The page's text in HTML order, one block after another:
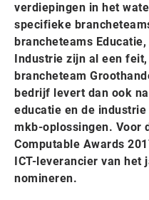
verdiepingen in het
specifieke
brancheteams
Industrie zijn al een
brancheteam
bedrijf levert dan ook
educatie en de
mkb-oplossingen. Voor
Computable Awards
ICT-leverancier van het
nomineren.